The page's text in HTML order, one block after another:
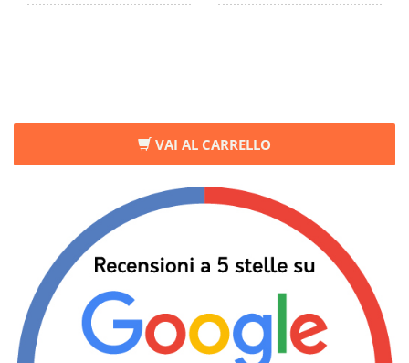
VAI AL CARRELLO